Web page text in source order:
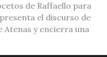
de Raffaello para
el discurso de
Atenas y encierra una